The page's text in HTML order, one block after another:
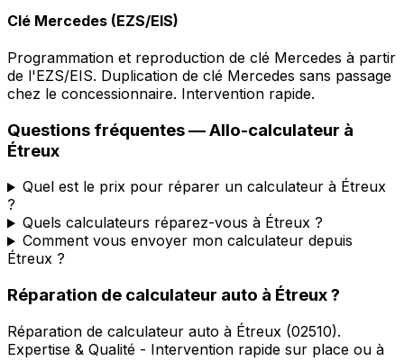
Clé Mercedes (EZS/EIS)
Programmation et reproduction de clé Mercedes à partir
de l'EZS/EIS. Duplication de clé Mercedes sans passage
chez le concessionnaire. Intervention rapide.
Questions fréquentes —Allo-calculateur à
Étreux
Quel est le prix pour réparer un calculateur à Étreux
?
Quels calculateurs réparez-vous à Étreux ?
Comment vous envoyer mon calculateur depuis
Étreux ?
Réparation de calculateur auto à Étreux?
Réparation de calculateur auto à Étreux (02510).
Expertise & Qualité - Intervention rapide sur place ou à